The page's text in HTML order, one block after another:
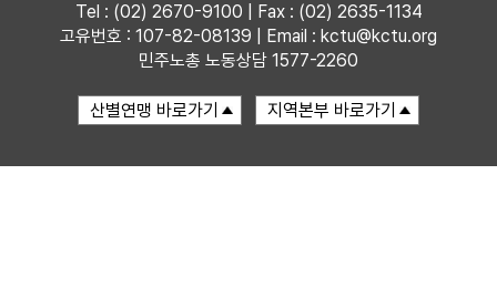
Tel : (02) 2670-9100 | Fax : (02) 2635-1134
고유번호 : 107-82-08139 | Email : kctu@kctu.org
민주노총 노동상담 1577-2260